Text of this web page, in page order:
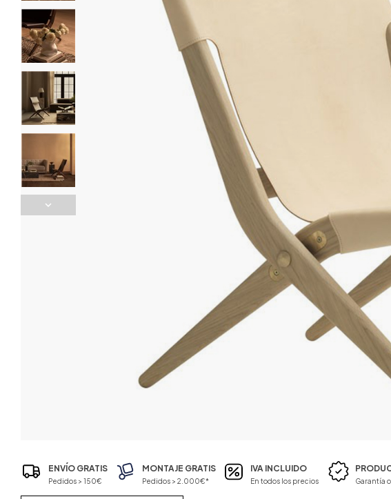
ENVÍO GRATIS
Pedidos > 150€
MONTAJE GRATIS
Pedidos > 2.000€*
IVA INCLUIDO
En todos los precios Garantía